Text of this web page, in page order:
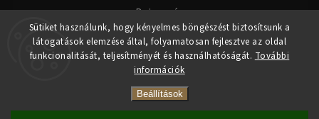
Sütiket használunk, hogy kényelmes böngészést biztosítsunk a
látogatások elemzése által, folyamatosan fejlesztve az oldal
funkcionalitását, teljesítményét és használhatóságát. További
információk
Beállítások
Bejegyzés
Bejelentkezés
Copyright 2026tomilla.hu. Minden jog fenntartva.